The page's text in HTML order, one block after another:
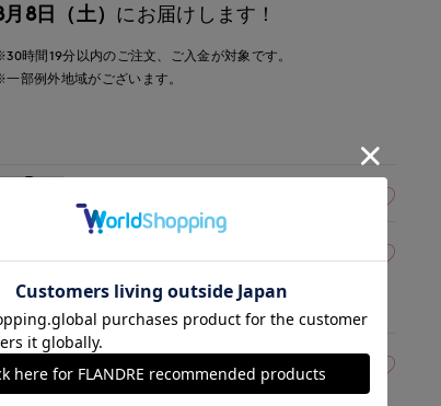
モデル身長:172cm 着用サイズ:09(M)
月8日（土） にお届けします！
時間19分以内のご注文、ご入金が対象です。
部例外地域がございます。
チェリーピンク